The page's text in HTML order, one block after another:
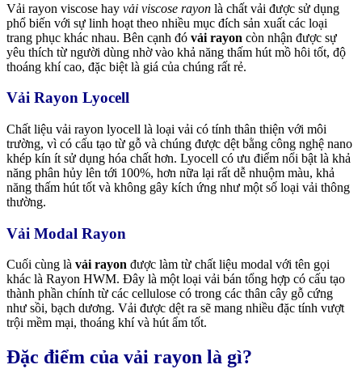
Vải rayon viscose hay vải viscose rayon là chất vải được sử dụng
phổ biến với sự linh hoạt theo nhiều mục đích sản xuất các loại
trang phục khác nhau. Bên cạnh đó vải rayon còn nhận được sự
yêu thích từ người dùng nhờ vào khả năng thấm hút mồ hôi tốt, độ
thoáng khí cao, đặc biệt là giá của chúng rất rẻ.
Vải Rayon Lyocell
Chất liệu vải rayon lyocell là loại vải có tính thân thiện với môi
trường, vì có cấu tạo từ gỗ và chúng được dệt bằng công nghệ nano
khép kín ít sử dụng hóa chất hơn. Lyocell có ưu điểm nổi bật là khả
năng phân hủy lên tới 100%, hơn nữa lại rất dễ nhuộm màu, khả
năng thấm hút tốt và không gây kích ứng như một số loại vải thông
thường.
Vải Modal Rayon
Cuối cùng là vải rayon được làm từ chất liệu modal với tên gọi
khác là Rayon HWM. Đây là một loại vải bán tổng hợp có cấu tạo
thành phần chính từ các cellulose có trong các thân cây gỗ cứng
như sồi, bạch dương. Vải được dệt ra sẽ mang nhiều đặc tính vượt
trội mềm mại, thoáng khí và hút ẩm tốt.
Đặc điểm của vải rayon là gì?